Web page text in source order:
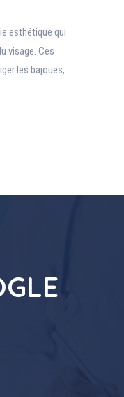
esthétique qui
visage. Ces
les bajoues,